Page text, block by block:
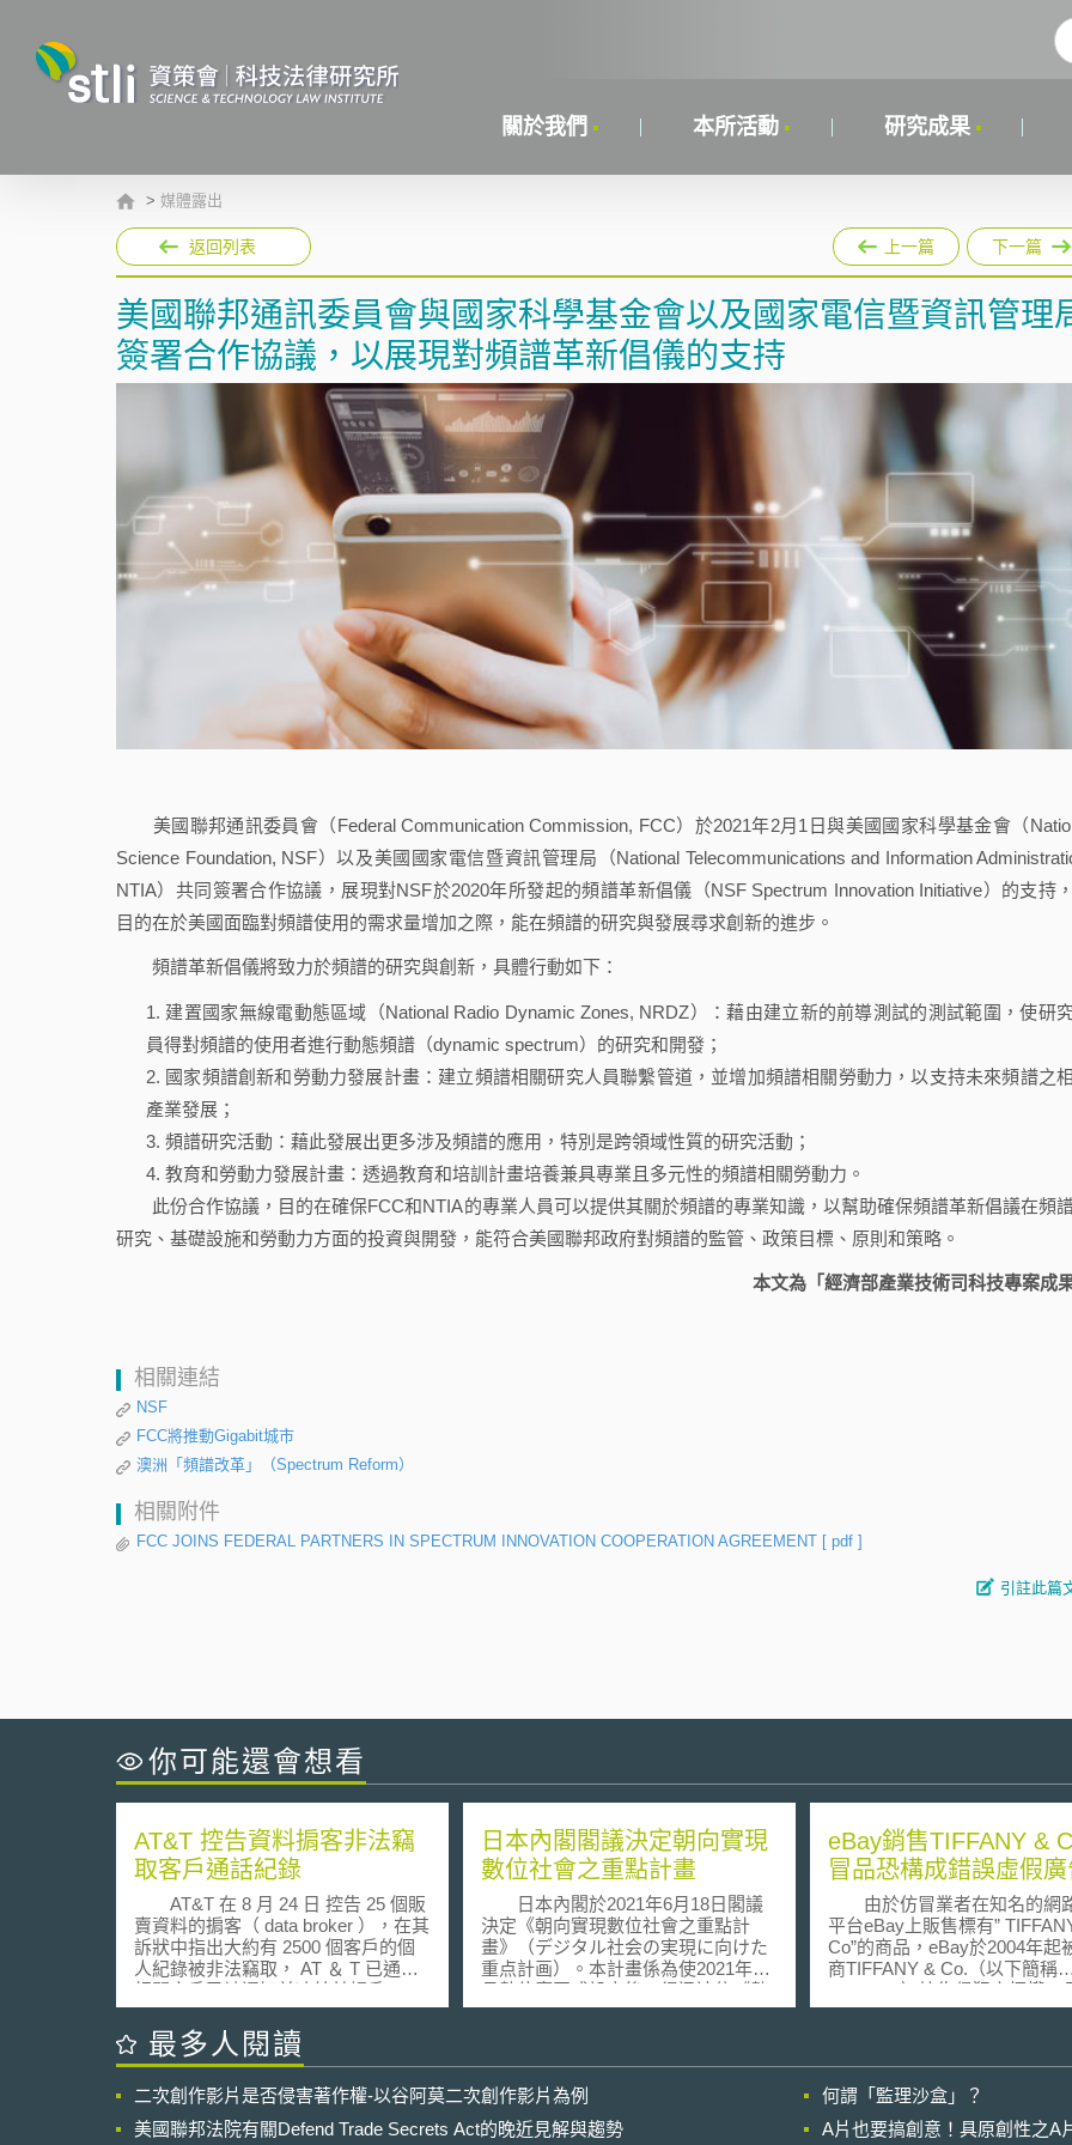
關於我們 本所活動 研究成果
> 媒體露出
返回列表 上一篇 下一篇
美國聯邦通訊委員會與國家科學基金會以及國家電信暨資訊管理
簽署合作協議，以展現對頻譜革新倡儀的支持
美國聯邦通訊委員會（Federal Communication Commission, FCC）於2021年2月1日與美國國家科學基金會（
Science Foundation, NSF）以及美國國家電信暨資訊管理局（National Telecommunications and Information
NTIA）共同簽署合作協議，展現對NSF於2020年所發起的頻譜革新倡儀（NSF Spectrum Innovation Initiative）的支持
目的在於美國面臨對頻譜使用的需求量增加之際，能在頻譜的研究與發展尋求創新的進步。
頻譜革新倡儀將致力於頻譜的研究與創新，具體行動如下：
建置國家無線電動態區域（National Radio Dynamic Zones, NRDZ）：藉由建立新的前導測試的測試範圍，使研
員得對頻譜的使用者進行動態頻譜（dynamic spectrum）的研究和開發；
國家頻譜創新和勞動力發展計畫：建立頻譜相關研究人員聯繫管道，並增加頻譜相關勞動力，以支持未來頻譜之
產業發展；
頻譜研究活動：藉此發展出更多涉及頻譜的應用，特別是跨領域性質的研究活動；
教育和勞動力發展計畫：透過教育和培訓計畫培養兼具專業且多元性的頻譜相關勞動力。
此份合作協議，目的在確保FCC和NTIA的專業人員可以提供其關於頻譜的專業知識，以幫助確保頻譜革新倡議在頻
研究、基礎設施和勞動力方面的投資與開發，能符合美國聯邦政府對頻譜的監管、政策目標、原則和策略。
本文為「經濟部產業技術司科技專案成果
相關連結
NSF
FCC將推動Gigabit城市
澳洲「頻譜改革」（Spectrum Reform）
相關附件
FCC JOINS FEDERAL PARTNERS IN SPECTRUM INNOVATION COOPERATION AGREEMENT [ pdf ]
引註此篇
你可能還會想看
AT&T 控告資料掮客非法竊
取客戶通話紀錄
AT&T 在 8 月 24 日 控告 25 個販
賣資料的掮客（ data broker ），在其
訴狀中指出大約有 2500 個客戶的個
人紀錄被非法竊取， AT ＆ T 已通知
相關客戶已被通知並凍結其帳戶。
AT&T 並未於訴狀中明確地列出
被告的名字，表示目前必須利用電腦
郵件以及電腦 IP 位址來確認被告為哪
經鑑定被確認後，除了賠償 AT&T 的
損害之外，還須償還其販賣資料所獲
得的不法利益。
日本內閣閣議決定朝向實現
數位社會之重點計畫
日本內閣於2021年6月18日閣議
決定《朝向實現數位社會之重點計
畫》（デジタル社会の実現に向けた
重点計画）。本計畫係為使2021年9
月數位廳正式設立後，得迅速依《數
位社會形成基本法》（デジタル社会
畫重點措施摘要如下： 整備並普及化
數位社會所需之共同功能，包含普及
My Number Card、推動利用My
eBay銷售TIFFANY &
冒品恐構成錯誤虛假廣
由於仿冒業者在知名的網
平台eBay上販售標有”
Co”的商品，eBay於2004年起
商TIFFANY & Co.（以下簡稱
TIFFANY）控告侵犯商標權，
告構成錯誤虛假廣告（False
該當錯誤虛假廣告之行為。 關於
是否構成侵害商標權之判斷，
eBay本身為網路拍賣平台提供
最多人閱讀
二次創作影片是否侵害著作權-以谷阿莫二次創作影片為例
何謂「監理沙盒」？
美國聯邦法院有關Defend Trade Secrets Act的晚近見解與趨勢
A片也要搞創意！具原創性之A